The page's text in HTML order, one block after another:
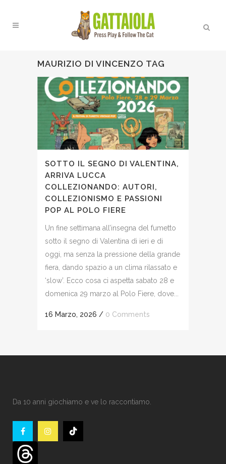
MAURIZIO DI VINCENZO TAG
SOTTO IL SEGNO DI VALENTINA,
ARRIVA LUCCA
COLLEZIONANDO: AUTORI,
COLLEZIONISMO E PASSIONI
POP AL POLO FIERE
Un fine settimana all’insegna del fumetto
sotto il segno di Valentina di ieri e di
oggi, ma senza la pressione della grande
fiera, dando spazio a un clima rilassato e
‘slow’. Ecco cosa ci aspetta sabato 28 e
domenica 29 marzo al Polo Fiere, dove...
16 Marzo, 2026 / 0 Comments
Da 10 anni giochiamo e ve lo raccontiamo.